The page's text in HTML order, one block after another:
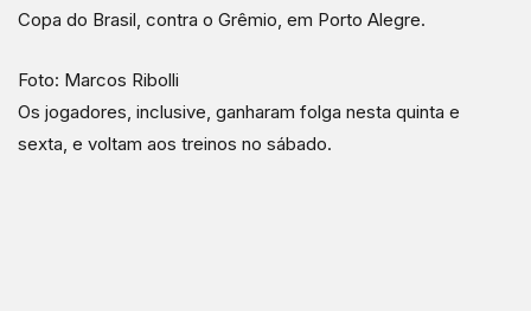
Copa do Brasil, contra o Grêmio, em Porto Alegre.
Foto: Marcos Ribolli
Os jogadores, inclusive, ganharam folga nesta quinta e
sexta, e voltam aos treinos no sábado.